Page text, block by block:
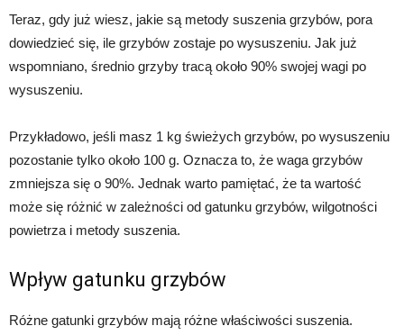
Teraz, gdy już wiesz, jakie są metody suszenia grzybów, pora
dowiedzieć się, ile grzybów zostaje po wysuszeniu. Jak już
wspomniano, średnio grzyby tracą około 90% swojej wagi po
wysuszeniu.
Przykładowo, jeśli masz 1 kg świeżych grzybów, po wysuszeniu
pozostanie tylko około 100 g. Oznacza to, że waga grzybów
zmniejsza się o 90%. Jednak warto pamiętać, że ta wartość
może się różnić w zależności od gatunku grzybów, wilgotności
powietrza i metody suszenia.
Wpływ gatunku grzybów
Różne gatunki grzybów mają różne właściwości suszenia.